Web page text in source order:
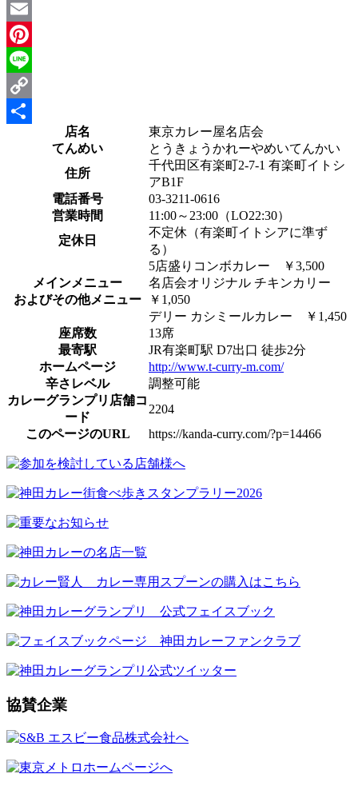
Twitter
Email
Pinterest
Line
Copy
店名
東京カレー屋名店会
てんめい
とうきょうかれーやめいてんかい
住所
千代田区有楽町2-7-1 有楽町イトシ
アB1F
電話番号
03-3211-0616
営業時間
11:00～23:00（LO22:30）
定休日
不定休（有楽町イトシアに準ず
る）
メインメニュー
およびその他メニュー
5店盛りコンボカレー ￥3,500
名店会オリジナル チキンカリー
￥1,050
デリー カシミールカレー ￥1,450
座席数
13席
最寄駅
JR有楽町駅 D7出口 徒歩2分
ホームページ
http://www.t-curry-m.com/
辛さレベル
調整可能
カレーグランプリ店舗コ
ード
2204
このページのURL
https://kanda-curry.com/?p=14466
協賛企業